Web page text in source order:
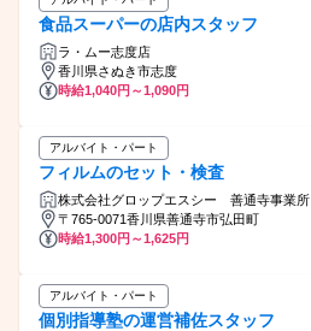
食品スーパーの店内スタッフ
ラ・ムー志度店
香川県さぬき市志度
時給1,040円～1,090円
アルバイト・パート
フィルムのセット・検査
株式会社グロップエスシー 善通寺事業所
〒765-0071香川県善通寺市弘田町
時給1,300円～1,625円
アルバイト・パート
個別指導塾の運営補佐スタッフ